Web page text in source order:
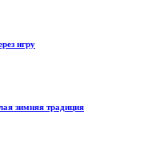
игру
зимняя традиция